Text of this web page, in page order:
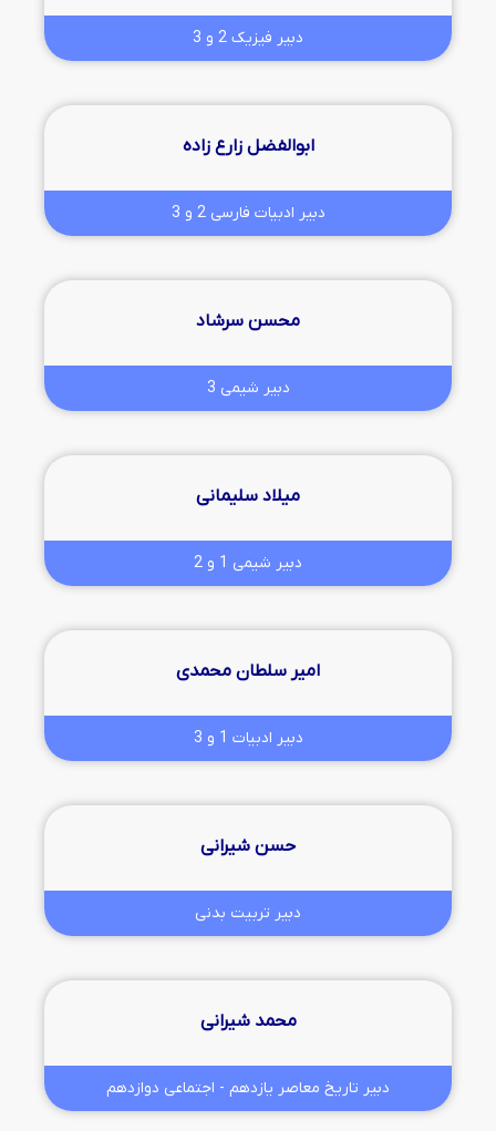
دبیر فیزیک 2 و 3
ابوالفضل زارع زاده
دبیر ادبیات فارسی 2 و 3
محسن سرشاد
دبیر شیمی 3
میلاد سلیمانی
دبیر شیمی 1 و 2
امیر سلطان محمدی
دبیر ادبیات 1 و 3
حسن شیرانی
دبیر تربیت بدنی
محمد شیرانی
دبیر تاریخ معاصر یازدهم - اجتماعی دوازدهم